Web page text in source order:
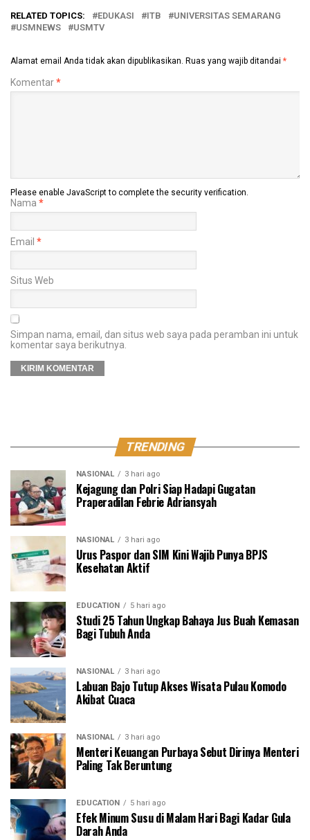
RELATED TOPICS: EDUKASI ITB
UNIVERSITAS SEMARANG
USMNEWS
USMTV
Alamat email Anda tidak akan dipublikasikan. Ruas yang wajib ditandai *
Komentar*
Please enable JavaScript to complete the security verification.
Nama *
Email *
Situs Web
Simpan nama, email, dan situs web saya pada peramban ini untuk
komentar saya berikutnya.
TRENDING
NASIONAL 3 hari ago
Kejagung dan Polri Siap Hadapi Gugatan
Praperadilan Febrie Adriansyah
NASIONAL 3 hari ago
Urus Paspor dan SIM Kini Wajib Punya BPJS
Kesehatan Aktif
EDUCATION 5 hari ago
Studi 25 Tahun Ungkap Bahaya Jus Buah Kemasan
Bagi Tubuh Anda
NASIONAL 3 hari ago
Labuan Bajo Tutup Akses Wisata Pulau Komodo
Akibat Cuaca
NASIONAL 3 hari ago
Menteri Keuangan Purbaya Sebut Dirinya Menteri
Paling Tak Beruntung
EDUCATION 5 hari ago
Efek Minum Susu di Malam Hari Bagi Kadar Gula
Darah Anda